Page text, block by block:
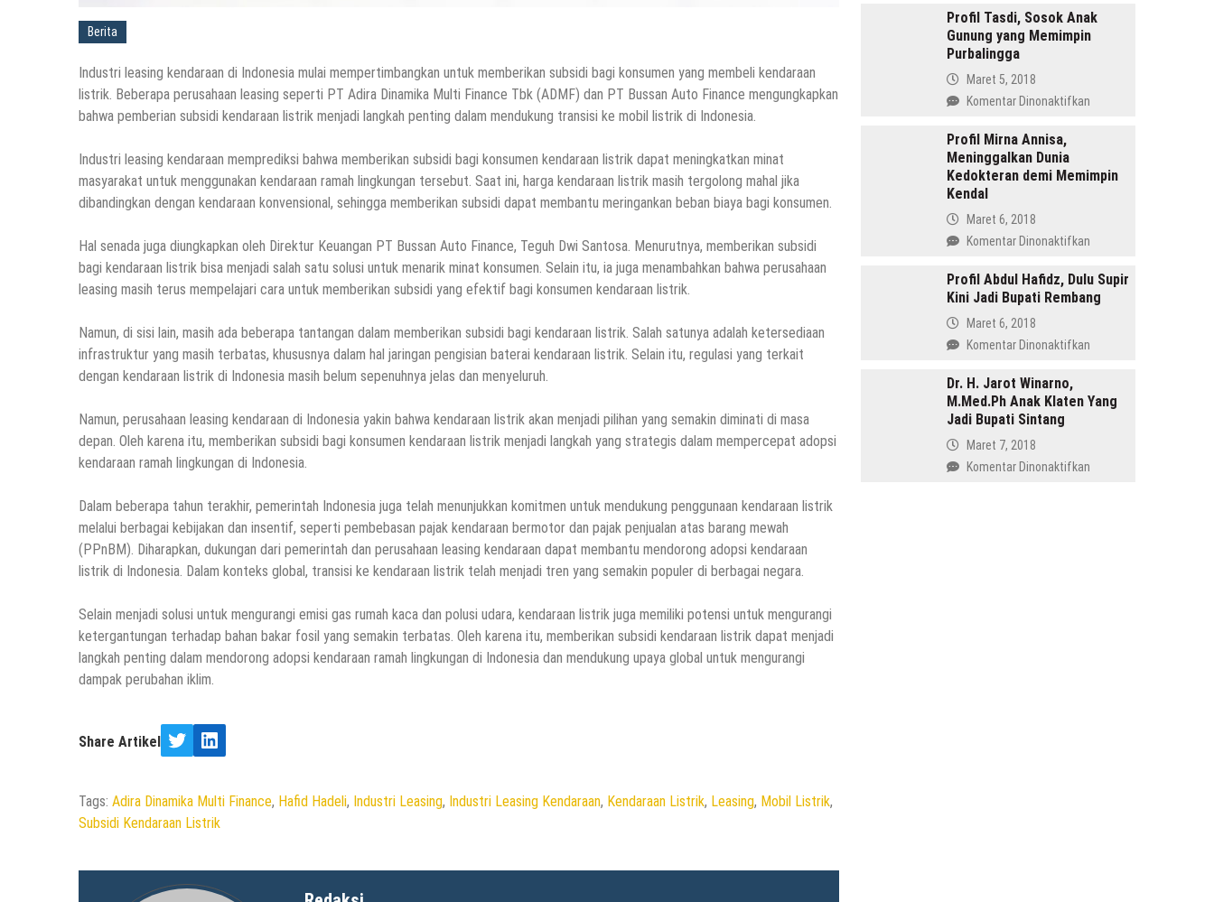
Berita
Industri leasing kendaraan di Indonesia mulai mempertimbangkan untuk memberikan subsidi bagi konsumen yang membeli kendaraan
listrik. Beberapa perusahaan leasing seperti PT Adira Dinamika Multi Finance Tbk (ADMF) dan PT Bussan Auto Finance mengungkapkan
bahwa pemberian subsidi kendaraan listrik menjadi langkah penting dalam mendukung transisi ke mobil listrik di Indonesia.
Industri leasing kendaraan memprediksi bahwa memberikan subsidi bagi konsumen kendaraan listrik dapat meningkatkan minat
masyarakat untuk menggunakan kendaraan ramah lingkungan tersebut. Saat ini, harga kendaraan listrik masih tergolong mahal jika
dibandingkan dengan kendaraan konvensional, sehingga memberikan subsidi dapat membantu meringankan beban biaya bagi konsumen.
Hal senada juga diungkapkan oleh Direktur Keuangan PT Bussan Auto Finance, Teguh Dwi Santosa. Menurutnya, memberikan subsidi
bagi kendaraan listrik bisa menjadi salah satu solusi untuk menarik minat konsumen. Selain itu, ia juga menambahkan bahwa perusahaan
leasing masih terus mempelajari cara untuk memberikan subsidi yang efektif bagi konsumen kendaraan listrik.
Namun, di sisi lain, masih ada beberapa tantangan dalam memberikan subsidi bagi kendaraan listrik. Salah satunya adalah ketersediaan
infrastruktur yang masih terbatas, khususnya dalam hal jaringan pengisian baterai kendaraan listrik. Selain itu, regulasi yang terkait
dengan kendaraan listrik di Indonesia masih belum sepenuhnya jelas dan menyeluruh.
Namun, perusahaan leasing kendaraan di Indonesia yakin bahwa kendaraan listrik akan menjadi pilihan yang semakin diminati di masa
depan. Oleh karena itu, memberikan subsidi bagi konsumen kendaraan listrik menjadi langkah yang strategis dalam mempercepat adopsi
kendaraan ramah lingkungan di Indonesia.
Dalam beberapa tahun terakhir, pemerintah Indonesia juga telah menunjukkan komitmen untuk mendukung penggunaan kendaraan listrik
melalui berbagai kebijakan dan insentif, seperti pembebasan pajak kendaraan bermotor dan pajak penjualan atas barang mewah
(PPnBM). Diharapkan, dukungan dari pemerintah dan perusahaan leasing kendaraan dapat membantu mendorong adopsi kendaraan
listrik di Indonesia. Dalam konteks global, transisi ke kendaraan listrik telah menjadi tren yang semakin populer di berbagai negara.
Selain menjadi solusi untuk mengurangi emisi gas rumah kaca dan polusi udara, kendaraan listrik juga memiliki potensi untuk mengurangi
ketergantungan terhadap bahan bakar fosil yang semakin terbatas. Oleh karena itu, memberikan subsidi kendaraan listrik dapat menjadi
langkah penting dalam mendorong adopsi kendaraan ramah lingkungan di Indonesia dan mendukung upaya global untuk mengurangi
dampak perubahan iklim.
Share Artikel TwitterLinkedIn
Tags: Adira Dinamika Multi Finance, Hafid Hadeli, Industri Leasing, Industri Leasing Kendaraan, Kendaraan Listrik, Leasing, Mobil Listrik,
Subsidi Kendaraan Listrik
Kini
Jadi
Wihaji,
Dari
Menang
Batang
Profil Tasdi, Sosok Anak
Gunung yang Memimpin
Purbalingga
Maret 5, 2018
Komentar Dinonaktifkanpada
Anak
Profil Mirna Annisa,
Meninggalkan Dunia
Kedokteran demi Memimpin
Kendal
Maret 6, 2018
Komentar Dinonaktifkanpada
Mirna
Annisa,
Kedokteran
Kendal
Profil Abdul Hafidz, Dulu Supir
Kini Jadi Bupati Rembang
Maret 6, 2018
Komentar Dinonaktifkanpada
Hafidz,
Jadi
Dr. H. Jarot Winarno,
M.Med.Ph Anak Klaten Yang
Jadi Bupati Sintang
Maret 7, 2018
Komentar Dinonaktifkanpada